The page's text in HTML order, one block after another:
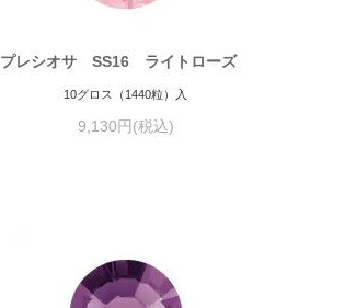
プレシオサ SS16 ライトローズ
10グロス（1440粒）入
9,130円(税込)